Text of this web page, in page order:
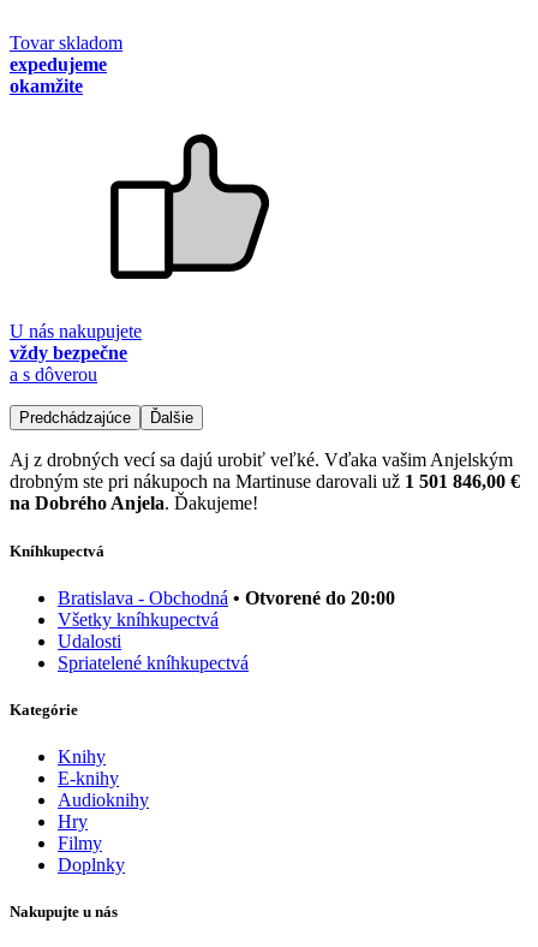
Tovar skladom
expedujeme
okamžite
U nás nakupujete
vždy bezpečne
a s dôverou
Predchádzajúce Ďalšie
Aj z drobných vecí sa dajú urobiť veľké. Vďaka vašim Anjelským
drobným ste pri nákupoch na Martinuse darovali už 1 501 846,00 €
na Dobrého Anjela. Ďakujeme!
Kníhkupectvá
Bratislava - Obchodná • Otvorené do 20:00
Všetky kníhkupectvá
Udalosti
Spriatelené kníhkupectvá
Kategórie
Knihy
E-knihy
Audioknihy
Hry
Filmy
Doplnky
Nakupujte u nás